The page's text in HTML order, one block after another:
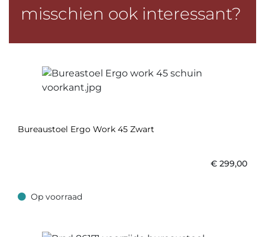
misschien ook interessant?
Bureaustoel Ergo Work 45 Zwart
€ 299,00
Op voorraad
Op voorraad